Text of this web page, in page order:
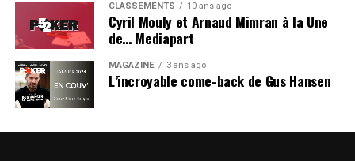
CLASSEMENTS 10 ans ago
Cyril Mouly et Arnaud Mimran à la Une
de… Mediapart
MAGAZINE 3 ans ago
L’incroyable come-back de Gus Hansen